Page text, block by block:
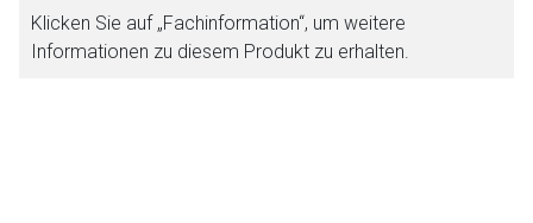
Klicken Sie auf „Fachinformation“, um weitere
Informationen zu diesem Produkt zu erhalten.
Datenschutzbestimmungen.